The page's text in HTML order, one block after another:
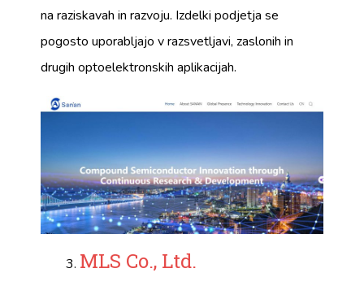
na raziskavah in razvoju. Izdelki podjetja se
pogosto uporabljajo v razsvetljavi, zaslonih in
drugih optoelektronskih aplikacijah.
MLS Co., Ltd.